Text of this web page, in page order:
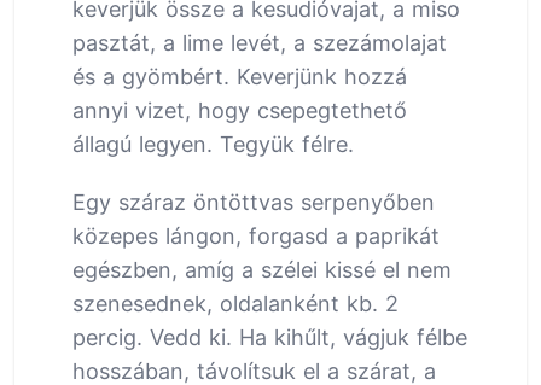
keverjük össze a kesudióvajat, a miso
pasztát, a lime levét, a szezámolajat
és a gyömbért. Keverjünk hozzá
annyi vizet, hogy csepegtethető
állagú legyen. Tegyük félre.
Egy száraz öntöttvas serpenyőben
közepes lángon, forgasd a paprikát
egészben, amíg a szélei kissé el nem
szenesednek, oldalanként kb. 2
percig. Vedd ki. Ha kihűlt, vágjuk félbe
hosszában, távolítsuk el a szárat, a